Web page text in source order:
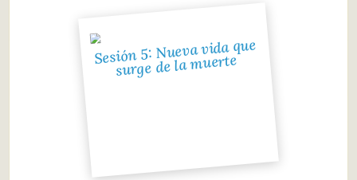
Sesión 5: Nueva vida que
surge de la muerte